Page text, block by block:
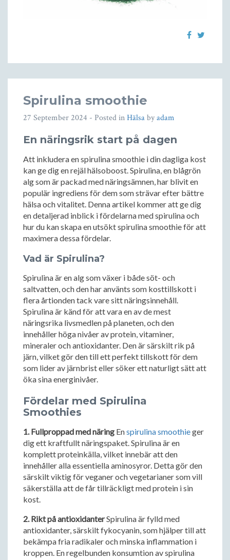
Spirulina smoothie
27 September 2024 - Posted inHälsabyadam
En näringsrik start på dagen
Att inkludera en spirulina smoothie i din dagliga kost
kan ge dig en rejäl hälsoboost. Spirulina, en blågrön
alg som är packad med näringsämnen, har blivit en
populär ingrediens för dem som strävar efter bättre
hälsa och vitalitet. Denna artikel kommer att ge dig
en detaljerad inblick i fördelarna med spirulina och
hur du kan skapa en utsökt spirulina smoothie för att
maximera dessa fördelar.
Vad är Spirulina?
Spirulina är en alg som växer i både söt- och
saltvatten, och den har använts som kosttillskott i
flera årtionden tack vare sitt näringsinnehåll.
Spirulina är känd för att vara en av de mest
näringsrika livsmedlen på planeten, och den
innehåller höga nivåer av protein, vitaminer,
mineraler och antioxidanter. Den är särskilt rik på
järn, vilket gör den till ett perfekt tillskott för dem
som lider av järnbrist eller söker ett naturligt sätt att
öka sina energinivåer.
Fördelar med Spirulina
Smoothies
1. Fullproppad med näring Enspirulina smoothieger
dig ett kraftfullt näringspaket. Spirulina är en
komplett proteinkälla, vilket innebär att den
innehåller alla essentiella aminosyror. Detta gör den
särskilt viktig för veganer och vegetarianer som vill
säkerställa att de får tillräckligt med protein i sin
kost.
2. Rikt på antioxidanterSpirulina är fylld med
antioxidanter, särskilt fykocyanin, som hjälper till att
bekämpa fria radikaler och minska inflammation i
kroppen. En regelbunden konsumtion av spirulina